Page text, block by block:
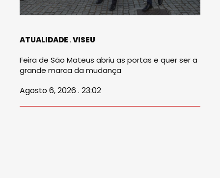
ATUALIDADE VISEU
Feira de São Mateus abriu as portas e quer ser a
grande marca da mudança
Agosto 6, 2026 . 23:02